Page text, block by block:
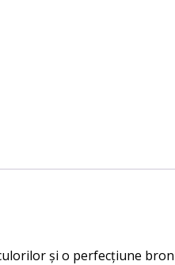
și o perfecțiune